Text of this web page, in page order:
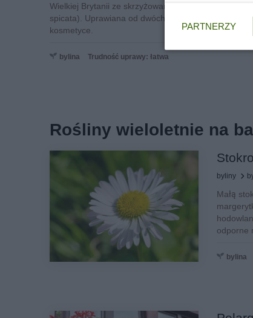
Wielkiej Brytanii ze skrzyżowania mięty nadwodnej
spicata). Uprawiana od dwóch wieków, ma szerokie
kosmetyce.
bylina Trudność uprawy: łatwa
Rośliny wieloletnie na
byliny
Małą
odporne
bylina
PARTNERZY